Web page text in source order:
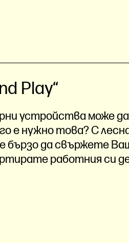
Play“
устройства може
е нужно това? С
бързо да свържете
работния си